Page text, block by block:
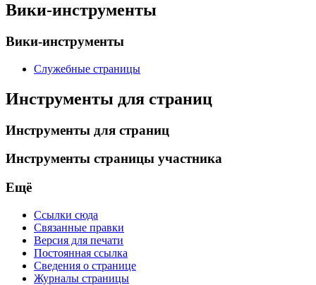
Вики-инструменты
Вики-инструменты
Служебные страницы
Инструменты для страниц
Инструменты для страниц
Инструменты страницы участника
Ещё
Ссылки сюда
Связанные правки
Версия для печати
Постоянная ссылка
Сведения о странице
Журналы страницы